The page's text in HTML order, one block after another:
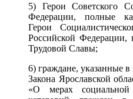
5) Герои Советского
Федерации, полные
Герои
Российской Федерации,
Трудовой Славы;
6) граждане, указанные в
Закона Ярославской
«О мерах